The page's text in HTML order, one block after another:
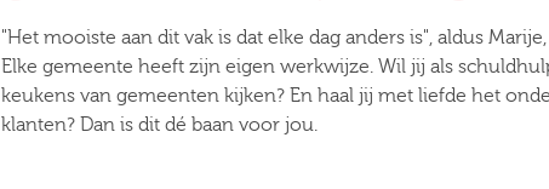
"Het mooiste aan dit vak is dat elke dag anders is", aldus
Elke gemeente heeft zijn eigen werkwijze. Wil jij als
keukens van gemeenten kijken? En haal jij met liefde het
klanten? Dan is dit dé baan voor jou.